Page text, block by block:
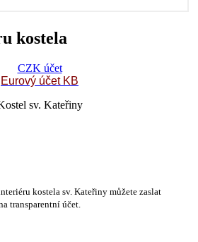
kostela
CZK účet
Eurový účet KB
kostela sv. Kateřiny můžete zaslat
transparentní účet.